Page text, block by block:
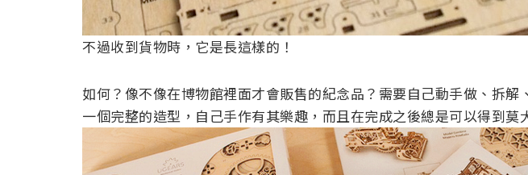
不過收到貨物時，它是長這樣的！
如何？像不像在博物館裡面才會販售的紀念品？需要自己動手做、拆解
一個完整的造型，自己手作有其樂趣，而且在完成之後總是可以得到莫